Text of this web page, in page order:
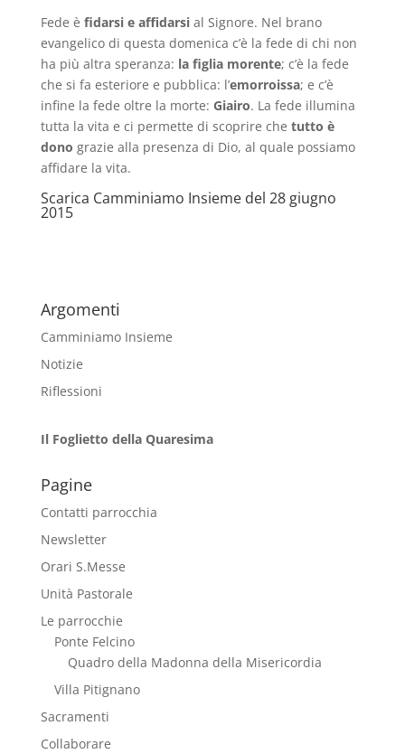
Fede è fidarsi e affidarsial Signore. Nel brano
evangelico di questa domenica c’è la fede di chi non
ha più altra speranza: la figlia morente; c’è la fede
che si fa esteriore e pubblica: l’emorroissa; e c’è
infine la fede oltre la morte: Giairo. La fede illumina
tutta la vita e ci permette di scoprire che tutto è
dono grazie alla presenza di Dio, al quale possiamo
affidare la vita.
Scarica Camminiamo Insieme del 28 giugno
2015
Argomenti
Camminiamo Insieme
Notizie
Riflessioni
Il Foglietto della Quaresima
Pagine
Contatti parrocchia
Newsletter
Orari S.Messe
Unità Pastorale
Le parrocchie
Ponte Felcino
Quadro della Madonna della Misericordia
Villa Pitignano
Sacramenti
Collaborare